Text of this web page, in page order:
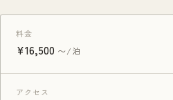
料金
¥16,500 〜/泊
アクセス